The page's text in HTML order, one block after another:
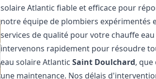
solaire Atlantic fiable et efficace pour
notre équipe de plombiers
services de qualité pour votre chauffe
intervenons rapidement pour résoudre
eau solaire AtlanticSaint Doulchard,
une maintenance. Nos délais